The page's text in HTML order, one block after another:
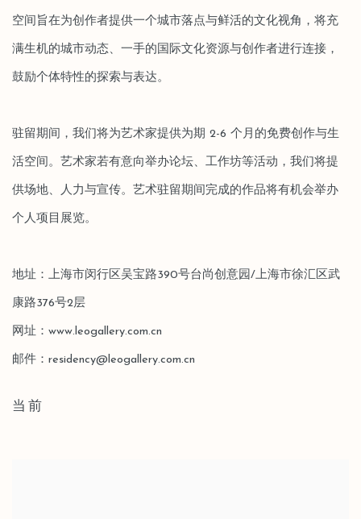
空间旨在为创作者提供一个城市落点与鲜活的文化视角，将充
满生机的城市动态、一手的国际文化资源与创作者进行连接，
鼓励个体特性的探索与表达。
驻留期间，我们将为艺术家提供为期 2-6 个月的免费创作与生
活空间。艺术家若有意向举办论坛、工作坊等活动，我们将提
供场地、人力与宣传。艺术驻留期间完成的作品将有机会举办
个人项目展览。
地址：上海市闵行区吴宝路390号台尚创意园/上海市徐汇区武
康路376号2层
网址：www.leogallery.com.cn
邮件：residency@leogallery.com.cn
当前